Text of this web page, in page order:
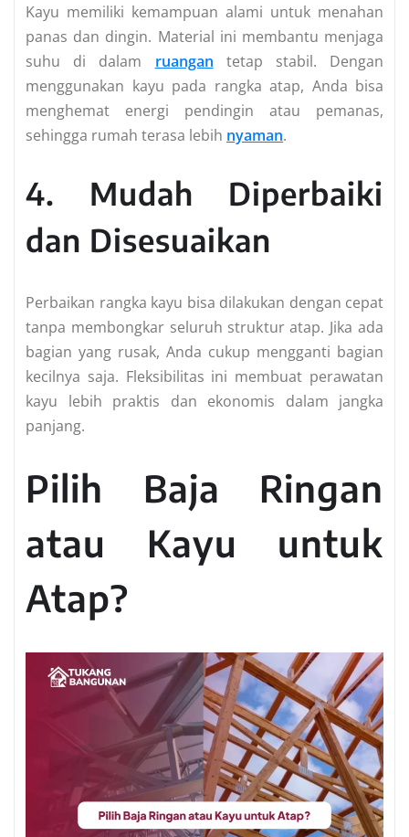
Kayu memiliki kemampuan alami untuk menahan
panas dan dingin. Material ini membantu menjaga
suhu di dalam ruangan tetap stabil. Dengan
menggunakan kayu pada rangka atap, Anda bisa
menghemat energi pendingin atau pemanas,
sehingga rumah terasa lebih nyaman.
4. Mudah Diperbaiki
dan Disesuaikan
Perbaikan rangka kayu bisa dilakukan dengan cepat
tanpa membongkar seluruh struktur atap. Jika ada
bagian yang rusak, Anda cukup mengganti bagian
kecilnya saja. Fleksibilitas ini membuat perawatan
kayu lebih praktis dan ekonomis dalam jangka
panjang.
Pilih Baja Ringan
atau Kayu untuk
Atap?